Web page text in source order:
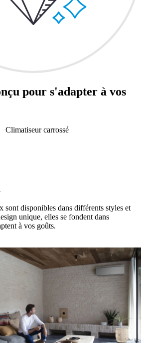
pour s'adapter à vos
Climatiseur carrossé
sont disponibles dans différents styles et
unique, elles se fondent dans
à vos goûts.